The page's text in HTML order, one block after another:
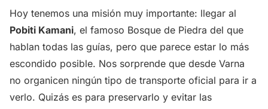
Hoy tenemos una misión muy importante: llegar al
Pobiti Kamani, el famoso Bosque de Piedra del que
hablan todas las guías, pero que parece estar lo más
escondido posible. Nos sorprende que desde Varna
no organicen ningún tipo de transporte oficial para ir a
verlo. Quizás es para preservarlo y evitar las